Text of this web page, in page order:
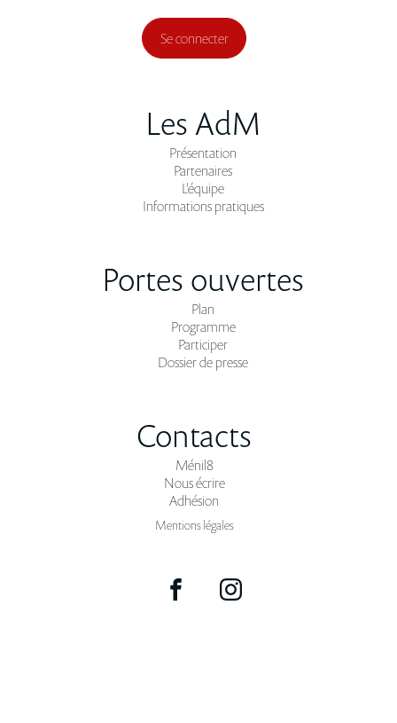
Se connecter
Les AdM
Présentation
Partenaires
L'équipe
Informations pratiques
Portes ouvertes
Plan
Programme
Participer
Dossier de presse
Contacts
Ménil8
Nous écrire
Adhésion
Mentions légales